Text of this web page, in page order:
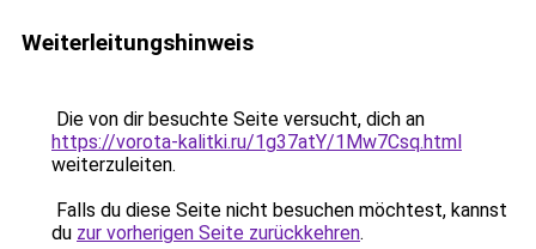
Weiterleitungshinweis
Die von dir besuchte Seite versucht, dich an
https://vorota-kalitki.ru/1g37atY/1Mw7Csq.html
weiterzuleiten.
Falls du diese Seite nicht besuchen möchtest, kannst
du zur vorherigen Seite zurückkehren.